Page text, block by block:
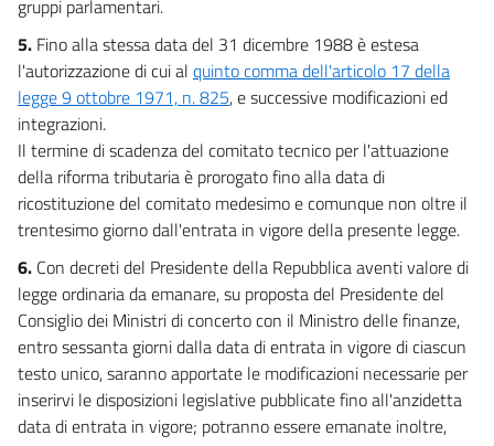
gruppi parlamentari.
5. Fino alla stessa data del 31 dicembre 1988 è estesa
l'autorizzazione di cui al quinto comma dell'articolo 17 della
legge 9 ottobre 1971, n. 825, e successive modificazioni ed
integrazioni.
Il termine di scadenza del comitato tecnico per l'attuazione
della riforma tributaria è prorogato fino alla data di
ricostituzione del comitato medesimo e comunque non oltre il
trentesimo giorno dall'entrata in vigore della presente legge.
6. Con decreti del Presidente della Repubblica aventi valore di
legge ordinaria da emanare, su proposta del Presidente del
Consiglio dei Ministri di concerto con il Ministro delle finanze,
entro sessanta giorni dalla data di entrata in vigore di ciascun
testo unico, saranno apportate le modificazioni necessarie per
inserirvi le disposizioni legislative pubblicate fino all'anzidetta
data di entrata in vigore; potranno essere emanate inoltre,